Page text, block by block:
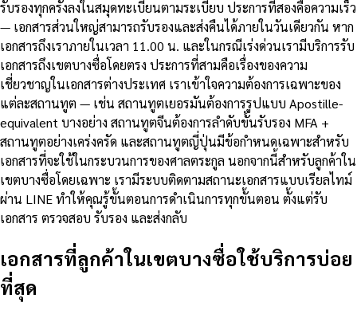
รับรองทุกครั้งลงในสมุดทะเบียนตามระเบียบ ประการที่สองคือความเร็ว
— เอกสารส่วนใหญ่สามารถรับรองและส่งคืนได้ภายในวันเดียวกัน หาก
เอกสารถึงเราภายในเวลา 11.00 น. และในกรณีเร่งด่วนเรามีบริการรับ
เอกสารถึงเขตบางซื่อโดยตรง ประการที่สามคือเรื่องของความ
เชี่ยวชาญในเอกสารต่างประเทศ เราเข้าใจความต้องการเฉพาะของ
แต่ละสถานทูต — เช่น สถานทูตเยอรมันต้องการรูปแบบ Apostille-
equivalent บางอย่าง สถานทูตจีนต้องการลำดับขั้นรับรอง MFA +
สถานทูตอย่างเคร่งครัด และสถานทูตญี่ปุ่นมีข้อกำหนดเฉพาะสำหรับ
เอกสารที่จะใช้ในกระบวนการของศาลตระกูล นอกจากนี้สำหรับลูกค้าใน
เขตบางซื่อโดยเฉพาะ เรามีระบบติดตามสถานะเอกสารแบบเรียลไทม์
ผ่าน LINE ทำให้คุณรู้ขั้นตอนการดำเนินการทุกขั้นตอน ตั้งแต่รับ
เอกสาร ตรวจสอบ รับรอง และส่งกลับ
เอกสารที่ลูกค้าในเขตบางซื่อใช้บริการบ่อย
ที่สุด